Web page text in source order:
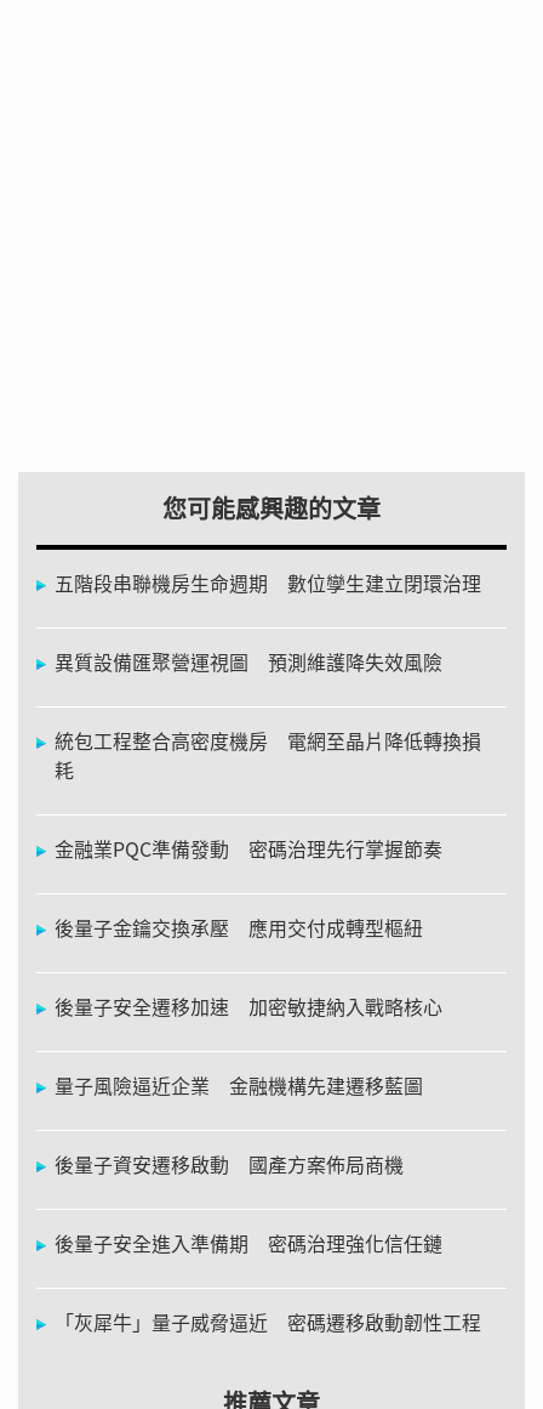
您可能感興趣的文章
五階段串聯機房生命週期 數位孿生建立閉環治理
異質設備匯聚營運視圖 預測維護降失效風險
統包工程整合高密度機房 電網至晶片降低轉換損
耗
金融業PQC準備發動 密碼治理先行掌握節奏
後量子金鑰交換承壓 應用交付成轉型樞紐
後量子安全遷移加速 加密敏捷納入戰略核心
量子風險逼近企業 金融機構先建遷移藍圖
後量子資安遷移啟動 國產方案佈局商機
後量子安全進入準備期 密碼治理強化信任鏈
「灰犀牛」量子威脅逼近 密碼遷移啟動韌性工程